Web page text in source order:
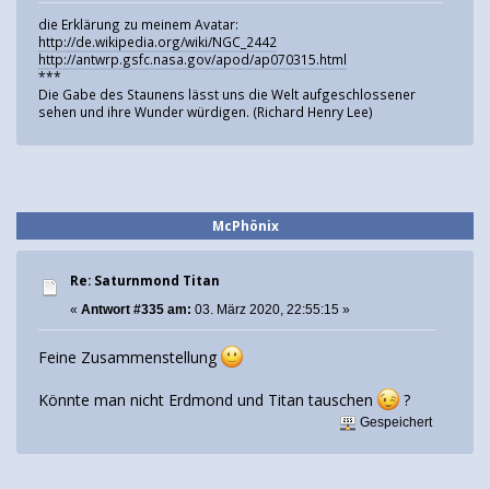
die Erklärung zu meinem Avatar:
http://de.wikipedia.org/wiki/NGC_2442
http://antwrp.gsfc.nasa.gov/apod/ap070315.html
***
Die Gabe des Staunens lässt uns die Welt aufgeschlossener
sehen und ihre Wunder würdigen. (Richard Henry Lee)
McPhönix
Re: Saturnmond Titan
« Antwort #335 am: 03. März 2020, 22:55:15 »
Feine Zusammenstellung
Könnte man nicht Erdmond und Titan tauschen ?
Gespeichert